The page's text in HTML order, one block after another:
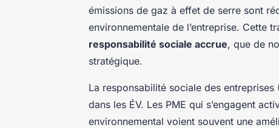
émissions de gaz à effet de serre sont
environnementale de l’entreprise. Cette
responsabilité sociale accrue, que de
stratégique.
La responsabilité sociale des
dans les ÉV. Les PME qui s’engagent
environnemental voient souvent une